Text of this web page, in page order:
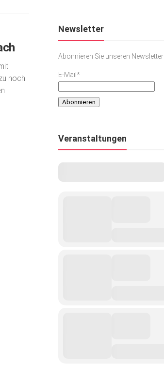
noch
Newsletter
Abonnieren Sie unseren Newsletter
E-Mail*
Veranstaltungen